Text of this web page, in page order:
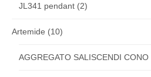
JL341 pendant (2)
Artemide (10)
AGGREGATO SALISCENDI CONO